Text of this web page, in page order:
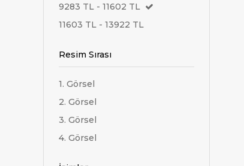
9283 TL - 11602 TL
11603 TL - 13922 TL
Resim Sırası
1. Görsel
2. Görsel
3. Görsel
4. Görsel